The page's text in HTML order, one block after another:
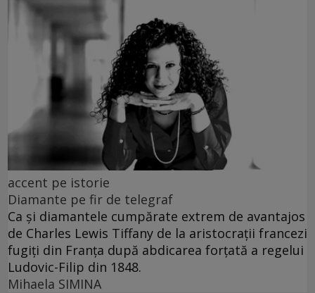
accent pe istorie
Diamante pe fir de telegraf
Ca și diamantele cumpărate extrem de avantajos
de Charles Lewis Tiffany de la aristocrații francezi
fugiți din Franța după abdicarea forțată a regelui
Ludovic-Filip din 1848.
Mihaela SIMINA